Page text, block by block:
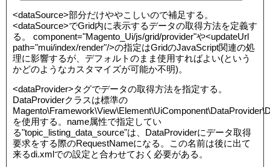
<dataSource>部分だけややこしいので補足する。
<dataSource>でGrid内に表示するデータの取得方法を定義す
る。 component="Magento_Ui/js/grid/provider"や<updateUrl
path="mui/index/render"/>の指定はGridのJavaScript関連の処
理に影響するが、デフォルトのまま使用すればよい(という
かどのようなカスタマイズが可能か不明)。
<dataProvider>タグでデータの取得方法を指定する。
DataProviderクラスは標準の
を使用する。name属性で指定してい
る"topic_listing_data_source"は、DataProviderにデータ取得
要求をする際のRequestNameになる。この名前は後に出て
来るdi.xmlでの設定と合わせておく必要がある。